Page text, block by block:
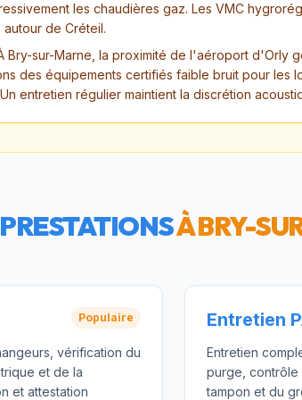
les chaudières gaz. Les VMC
de Créteil.
Bry-sur-Marne, la proximité de l'aéroport d'Orly
des équipements certifiés faible bruit pour les
entretien régulier maintient la discrétion
ÀBRY-
Populaire
vérification du
et de la
et attestation
Entretien
Entretien
purge, contrôle
tampon et du